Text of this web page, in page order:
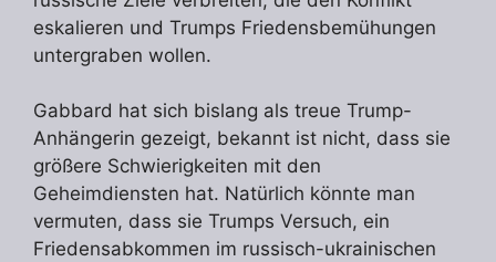
eskalieren und Trumps Friedensbemühungen
untergraben wollen.
Gabbard hat sich bislang als treue Trump-
Anhängerin gezeigt, bekannt ist nicht, dass sie
größere Schwierigkeiten mit den
Geheimdiensten hat. Natürlich könnte man
vermuten, dass sie Trumps Versuch, ein
Friedensabkommen im russisch-ukrainischen